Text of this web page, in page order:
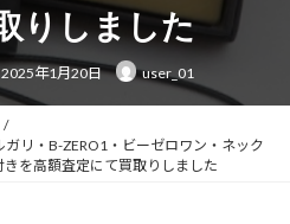
りしました
最
終
更
新
日
時
:
2025年1月20日 user_01
リ・B-ZERO1・ビーゼロワン・ネック
を高額査定にて買取りしました